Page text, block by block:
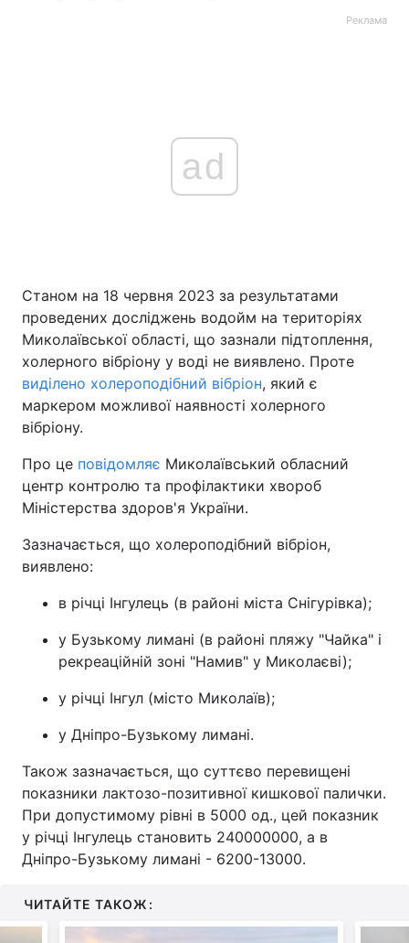
Реклама
ad
Станом на 18 червня 2023 за результатами
проведених досліджень водойм на територіях
Миколаївської області, що зазнали підтоплення,
холерного вібріону у воді не виявлено. Проте
виділено холероподібний вібріон, який є
маркером можливої наявності холерного
вібріону.
Про це повідомляє Миколаївський обласний
центр контролю та профілактики хвороб
Міністерства здоров'я України.
Зазначається, що холероподібний вібріон,
виявлено:
в річці Інгулець (в районі міста Снігурівка);
у Бузькому лимані (в районі пляжу "Чайка" і
рекреаційній зоні "Намив" у Миколаєві);
у річці Інгул (місто Миколаїв);
у Дніпро-Бузькому лимані.
Також зазначається, що суттєво перевищені
показники лактозо-позитивної кишкової палички.
При допустимому рівні в 5000 од., цей показник
у річці Інгулець становить 240000000, а в
Дніпро-Бузькому лимані - 6200-13000.
ЧИТАЙТЕ ТАКОЖ: